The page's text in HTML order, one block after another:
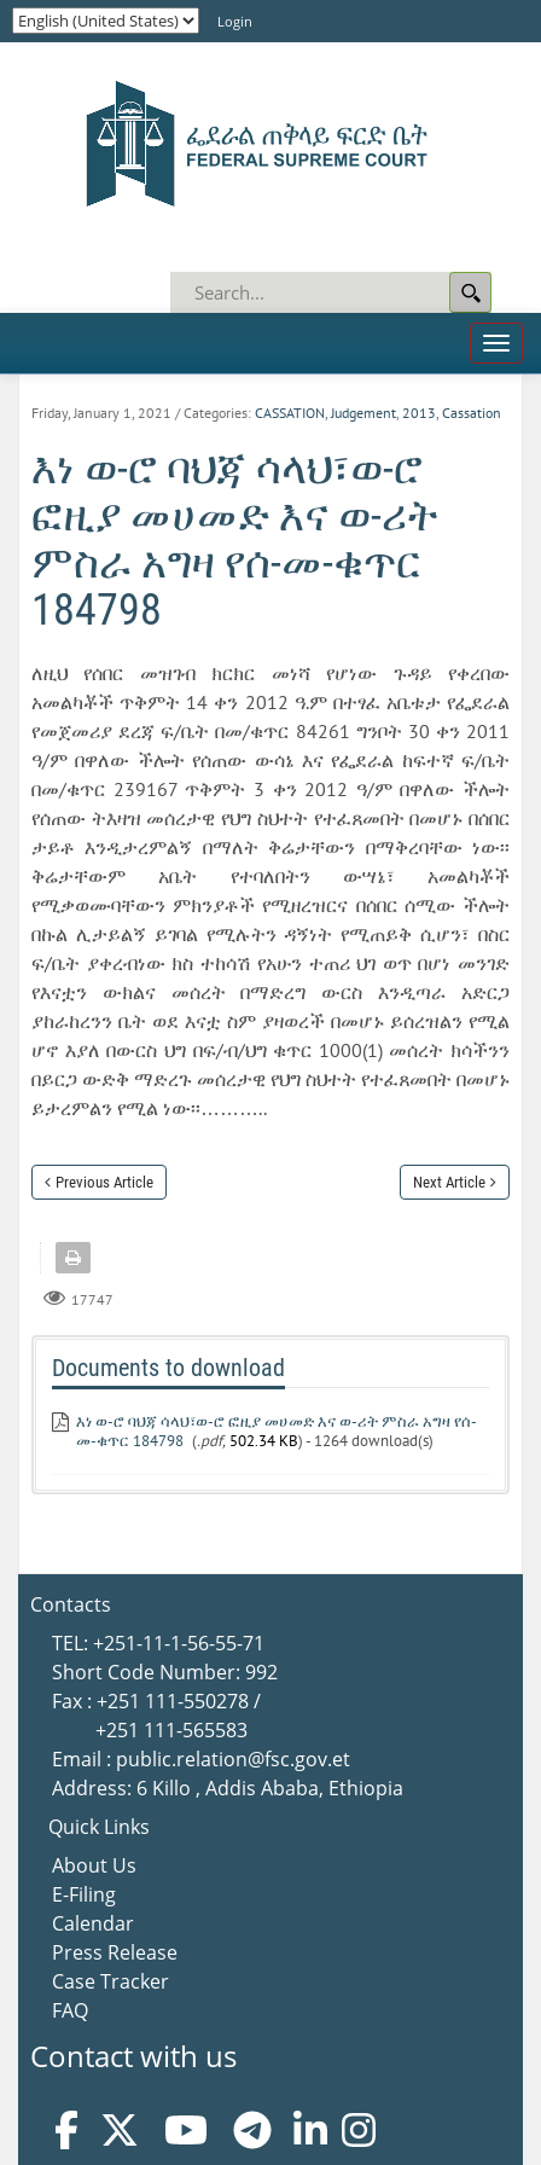
Login
Toggle
Friday, January 1, 2021 / Categories: CASSATION,Judgement, 2013, Cassation
እነ ወ-ሮ ባህጃ ሳላህ፣ወ-ሮ
ፎዚያ መሀመድ እና ወ-ሪት
ምስራ አግዛ የሰ-መ-ቁጥር
184798
ለዚህ የሰበር መዝገብ ክርክር መነሻ የሆነው ጉዳይ የቀረበው
አመልካቾች ጥቅምት 14 ቀን 2012 ዓ.ም በተፃፈ አቤቱታ የፌደራል
የመጀመሪያ ደረጃ ፍ/ቤት በመ/ቁጥር 84261 ግንቦት 30 ቀን 2011
ዓ/ም በዋለው ችሎት የሰጠው ውሳኔ እና የፌደራል ከፍተኛ ፍ/ቤት
በመ/ቁጥር 239167 ጥቅምት 3 ቀን 2012 ዓ/ም በዋለው ችሎት
የሰጠው ትእዛዝ መሰረታዊ የህግ ስህተት የተፈጸመበት በመሆኑ በሰበር
ታይቶ እንዲታረምልኝ በማለት ቅሬታቸውን በማቅረባቸው ነው፡፡
ቅሬታቸውም አቤት የተባለበትን ውሣኔ፣ አመልካቾች
የሚቃወሙባቸውን ምክንያቶች የሚዘረዝርና በሰበር ሰሚው ችሎት
በኩል ሊታይልኝ ይገባል የሚሉትን ዳኝነት የሚጠይቅ ሲሆን፣ በስር
ፍ/ቤት ያቀረብነው ክስ ተከሳሽ የአሁን ተጠሪ ህገ ወጥ በሆነ መንገድ
የእናቷን ውክልና መሰረት በማድረግ ውርስ እንዲጣራ አድርጋ
ያከራከረንን ቤት ወደ እናቷ ስም ያዛወረች በመሆኑ ይሰረዝልን የሚል
ሆኖ እያለ በውርስ ህግ በፍ/ብ/ህግ ቁጥር 1000(1) መሰረት ክሳችንን
በይርጋ ውድቅ ማድረጉ መሰረታዊ የህግ ስህተት የተፈጸመበት በመሆኑ
ይታረምልን የሚል ነው፡፡………..
Previous Article Next Article
17747
Documents to download
እነ ወ-ሮ ባህጃ ሳላህ፣ወ-ሮ ፎዚያ መሀመድ እና ወ-ሪት ምስራ አግዛ የሰ-
መ-ቁጥር 184798 (.pdf, 502.34 KB) - 1264 download(s)
Contacts
TEL: +251-11-1-56-55-71
Short Code Number: 992
Fax : +251 111-550278 /
+251 111-565583
Email : public.relation@fsc.gov.et
Address: 6 Killo , Addis Ababa, Ethiopia
Quick Links
About Us
E-Filing
Calendar
Press Release
Case Tracker
FAQ
Contact with us